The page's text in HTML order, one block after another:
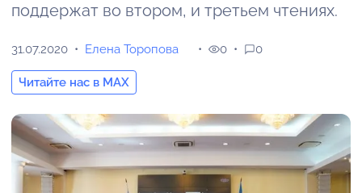
поддержат во втором, и третьем чтениях.
31.07.2020 Елена Торопова
Читайте нас в MAX
0 0